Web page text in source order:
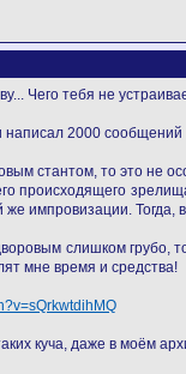
Чего тебя не
написал 2000
стантом, то это не
происходящего
же импровизации.
слишком грубо,
мне время и средства!
куча, даже в моём